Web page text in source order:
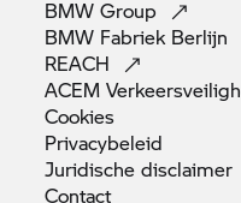
BMWGroup
BMW Fabriek Berlijn
REACH
ACEM
Cookies
Privacybeleid
Juridischedisclaimer
Contact